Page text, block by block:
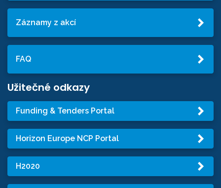
Záznamy z akcí
FAQ
Užitečné odkazy
Funding & Tenders Portal
Horizon Europe NCP Portal
H2020